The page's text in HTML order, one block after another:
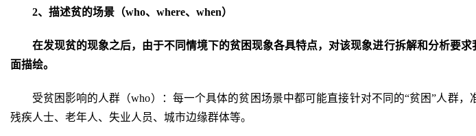
2、描述贫的场景（who、where、when）
在发现贫的现象之后，由于不同情境下的贫困现象各具特点，对该现象进行拆解和分析要
面描绘。
受贫困影响的人群（who）：每一个具体的贫困场景中都可能直接针对不同的“贫困”人群
残疾人士、老年人、失业人员、城市边缘群体等。